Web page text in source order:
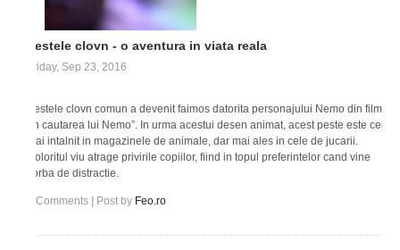
Pestele clovn - o aventura in viata reala
Friday, Sep 23, 2016
Pestele clovn comun a devenit faimos datorita personajului Nemo din filmul
“In cautarea lui Nemo”. In urma acestui desen animat, acest peste este cel
mai intalnit in magazinele de animale, dar mai ales in cele de jucarii.
Coloritul viu atrage privirile copiilor, fiind in topul preferintelor cand vine
vorba de distractie.
Comments Post by Feo.ro